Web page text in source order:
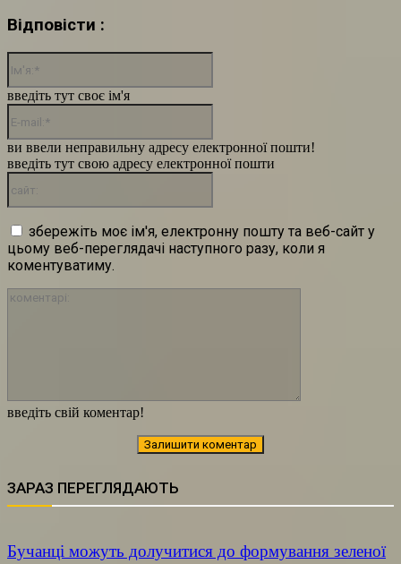
Відповісти :
введіть свій коментар!
введіть тут своє ім'я
ви ввели неправильну адресу електронної пошти!
введіть тут свою адресу електронної пошти
збережіть моє ім'я, електронну пошту та веб-сайт у
цьому веб-переглядачі наступного разу, коли я
коментуватиму.
ЗАРАЗ ПЕРЕГЛЯДАЮТЬ
Бучанці можуть долучитися до формування зеленої